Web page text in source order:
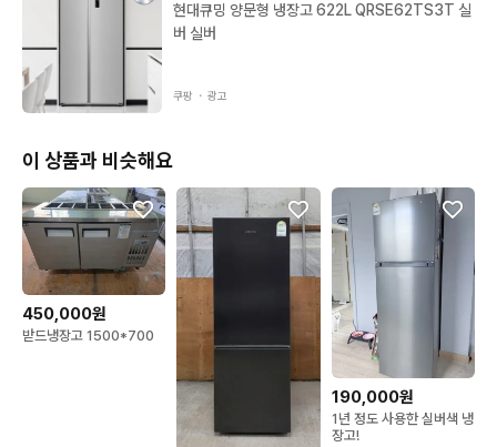
현대큐밍 양문형 냉장고 622L QRSE62TS3T 실
버 실버
쿠팡 ・ 광고
이 상품과 비슷해요
450,000원
받드냉장고 1500*700
190,000원
1년 정도 사용한 실버색 냉
장고!